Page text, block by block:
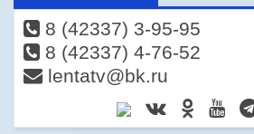
8 (42337) 3-95-95
8 (42337) 4-76-52
lentatv@bk.ru